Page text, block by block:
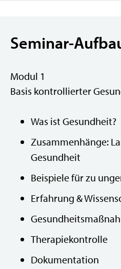
Seminar-
Modul 1
Basis kontrollierter
Was ist Gesundheit?
Zusammenhänge:
Gesundheit
Beispiele für zu
Erfahrung &
Therapiekontrolle
Dokumentation